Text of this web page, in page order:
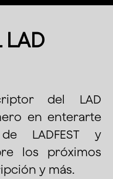
LAD
del LAD
en enterarte
LADFEST y
los próximos
y más.